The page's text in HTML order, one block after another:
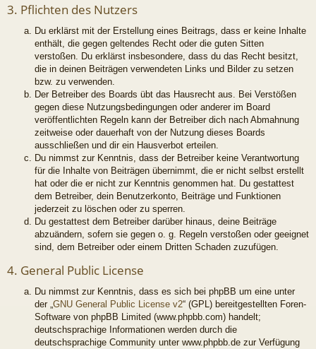
3. Pflichten des Nutzers
Du erklärst mit der Erstellung eines Beitrags, dass er keine Inhalte
enthält, die gegen geltendes Recht oder die guten Sitten
verstoßen. Du erklärst insbesondere, dass du das Recht besitzt,
die in deinen Beiträgen verwendeten Links und Bilder zu setzen
bzw. zu verwenden.
Der Betreiber des Boards übt das Hausrecht aus. Bei Verstößen
gegen diese Nutzungsbedingungen oder anderer im Board
veröffentlichten Regeln kann der Betreiber dich nach Abmahnung
zeitweise oder dauerhaft von der Nutzung dieses Boards
ausschließen und dir ein Hausverbot erteilen.
Du nimmst zur Kenntnis, dass der Betreiber keine Verantwortung
für die Inhalte von Beiträgen übernimmt, die er nicht selbst erstellt
hat oder die er nicht zur Kenntnis genommen hat. Du gestattest
dem Betreiber, dein Benutzerkonto, Beiträge und Funktionen
jederzeit zu löschen oder zu sperren.
Du gestattest dem Betreiber darüber hinaus, deine Beiträge
abzuändern, sofern sie gegen o. g. Regeln verstoßen oder geeignet
sind, dem Betreiber oder einem Dritten Schaden zuzufügen.
4. General Public License
Du nimmst zur Kenntnis, dass es sich bei phpBB um eine unter
der „GNU General Public License v2“ (GPL) bereitgestellten Foren-
Software von phpBB Limited (www.phpbb.com) handelt;
deutschsprachige Informationen werden durch die
deutschsprachige Community unter www.phpbb.de zur Verfügung